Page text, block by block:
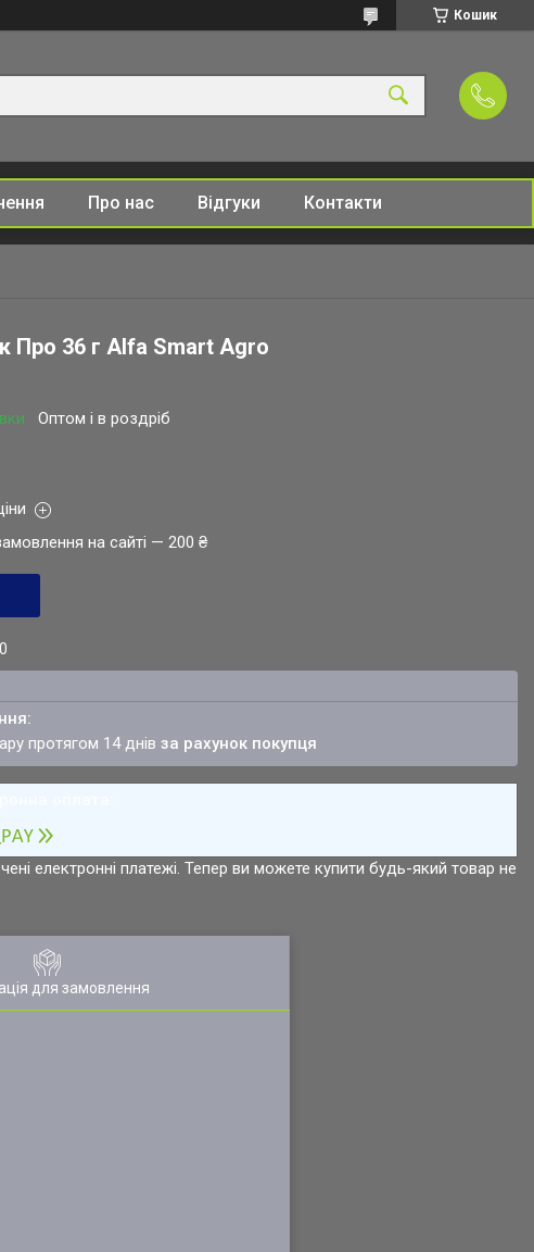
Кошик
Про нас Відгуки Контакти
Про 36 г Alfa Smart Agro
Оптом і в роздріб
на сайті — 200 ₴
протягом 14 днівза рахунок покупця
електронні платежі. Тепер ви можете купити будь-який товар не
для замовлення